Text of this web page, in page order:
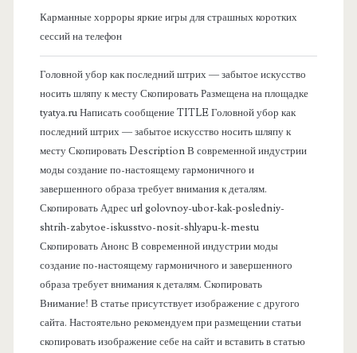
Карманные хорроры яркие игры для страшных коротких
сессий на телефон
Головной убор как последний штрих — забытое искусство
носить шляпу к месту Скопировать Размещена на площадке
tyatya.ru Написать сообщение TITLE Головной убор как
последний штрих — забытое искусство носить шляпу к
месту Скопировать Description В современной индустрии
моды создание по-настоящему гармоничного и
завершенного образа требует внимания к деталям.
Скопировать Адрес url golovnoy-ubor-kak-posledniy-
shtrih-zabytoe-iskusstvo-nosit-shlyapu-k-mestu
Скопировать Анонс В современной индустрии моды
создание по-настоящему гармоничного и завершенного
образа требует внимания к деталям. Скопировать
Внимание! В статье присутствует изображение с другого
сайта. Настоятельно рекомендуем при размещении статьи
скопировать изображение себе на сайт и вставить в статью